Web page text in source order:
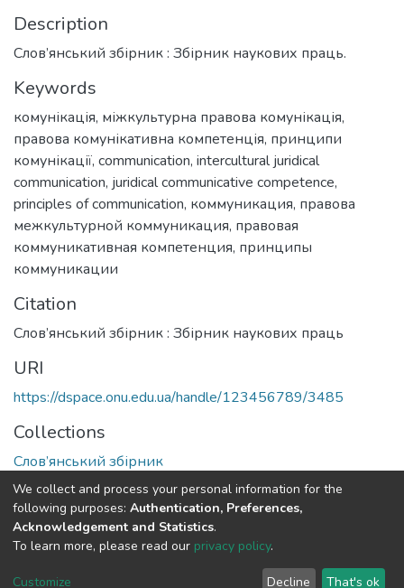
Description
Слов’янський збірник : Збірник наукових праць.
Keywords
комунікація, міжкультурна правова комунікація,
правова комунікативна компетенція, принципи
комунікації, communication, intercultural juridical
communication, juridical communicative competence,
principles of communication, коммуникация, правова
межкультурной коммуникация, правовая
коммуникативная компетенция, принципы
коммуникации
Citation
Слов’янський збірник : Збірник наукових праць
URI
https://dspace.onu.edu.ua/handle/123456789/3485
Collections
Слов’янський збірник
Full item page
DSpace software copyright © 2009-2026
Cookie End User Send
We collect and process your personal information for the
following purposes: Authentication, Preferences,
Acknowledgement and Statistics.
To learn more, please read our privacy policy.
Customize Decline That's ok